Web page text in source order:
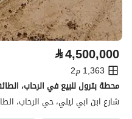
⃁4,500,000
1,363 م2
محطة بترول للبيع في الرحاب،
شارع ابن ابي ليلي، حي الرحاب،